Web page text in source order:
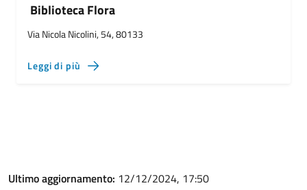
Biblioteca Flora
Via Nicola Nicolini, 54, 80133
Leggi di più
Ultimo aggiornamento: 12/12/2024, 17:50